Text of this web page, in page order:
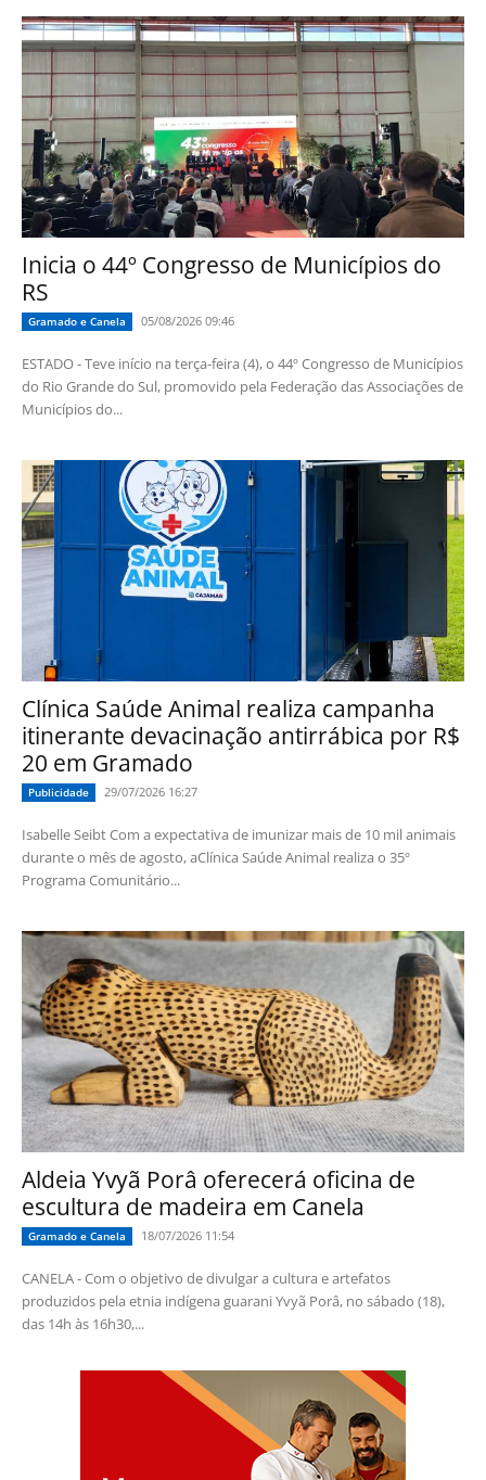
Inicia o 44º Congresso de Municípios do
RS
Gramado e Canela 05/08/2026 09:46
ESTADO - Teve início na terça-feira (4), o 44º Congresso de Municípios
do Rio Grande do Sul, promovido pela Federação das Associações de
Municípios do...
Clínica Saúde Animal realiza campanha
itinerante devacinação antirrábica por R$
20 em Gramado
Publicidade 29/07/2026 16:27
Isabelle Seibt Com a expectativa de imunizar mais de 10 mil animais
durante o mês de agosto, aClínica Saúde Animal realiza o 35º
Programa Comunitário...
Aldeia Yvyã Porâ oferecerá oficina de
escultura de madeira em Canela
Gramado e Canela 18/07/2026 11:54
CANELA - Com o objetivo de divulgar a cultura e artefatos
produzidos pela etnia indígena guarani Yvyã Porâ, no sábado (18),
das 14h às 16h30,...